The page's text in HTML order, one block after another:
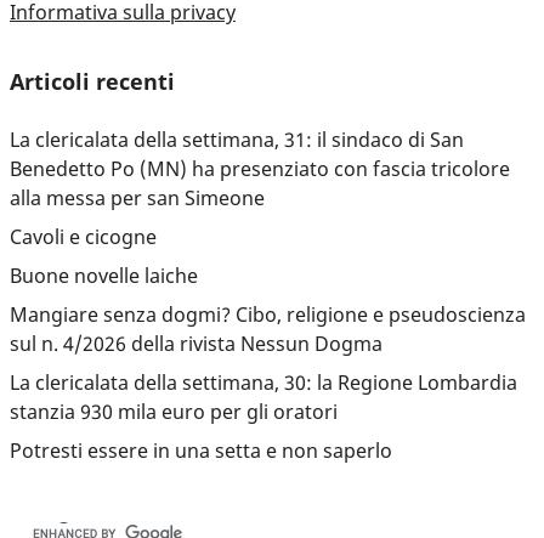
Informativa sulla privacy
Articoli recenti
La clericalata della settimana, 31: il sindaco di San
Benedetto Po (MN) ha presenziato con fascia tricolore
alla messa per san Simeone
Cavoli e cicogne
Buone novelle laiche
Mangiare senza dogmi? Cibo, religione e pseudoscienza
sul n. 4/2026 della rivista Nessun Dogma
La clericalata della settimana, 30: la Regione Lombardia
stanzia 930 mila euro per gli oratori
Potresti essere in una setta e non saperlo